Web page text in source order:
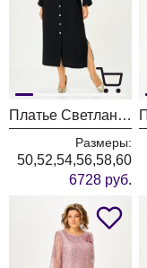
Платье Светлана-Стиль 2374 черный
Размеры:
50,52,54,56,58,60
6728 руб.